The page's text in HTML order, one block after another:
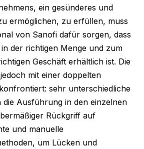
ein gesünderes und
ermöglichen, zu erfüllen, muss
von Sanofi dafür sorgen, dass
der richtigen Menge und zum
Geschäft erhältlich ist. Die
mit einer doppelten
sehr unterschiedliche
Ausführung in den einzelnen
Rückgriff auf
und manuelle
um Lücken und